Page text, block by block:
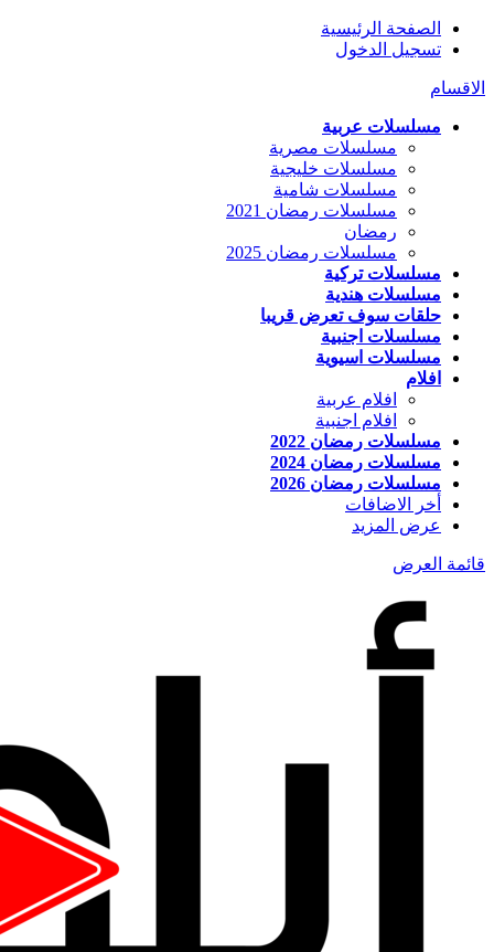
الصفحة الرئيسية
تسجيل الدخول
الاقسام
مسلسلات عربية
مسلسلات مصرية
مسلسلات خليجية
مسلسلات شامية
مسلسلات رمضان 2021
رمضان
مسلسلات رمضان 2025
مسلسلات تركية
مسلسلات هندية
حلقات سوف تعرض قريبا
مسلسلات اجنبية
مسلسلات اسيوية
افلام
افلام عربية
افلام اجنبية
مسلسلات رمضان 2022
مسلسلات رمضان 2024
مسلسلات رمضان 2026
أخر الاضافات
عرض المزيد
قائمة العرض